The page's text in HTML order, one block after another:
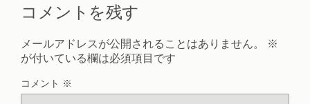
コメントを残す
メールアドレスが公開されることはありません。
※
が付いている欄は必須項目です
コメント ※